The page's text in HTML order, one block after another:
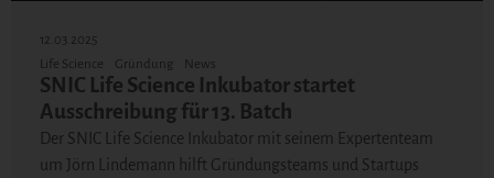
12.03.2025
Life Science
Gründung News
SNIC Life Science Inkubator startet
Ausschreibung für 13. Batch
Der SNIC Life Science Inkubator mit seinem Expertenteam
um Jörn Lindemann hilft Gründungsteams und Startups